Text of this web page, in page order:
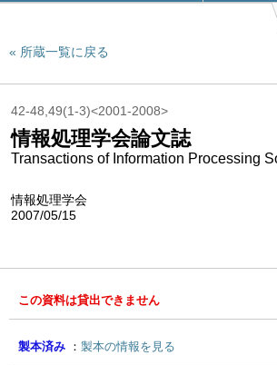
所蔵一覧に戻る
42-48,49(1-3)<2001-2008>
情報処理学会論文誌
Transactions of Information Processing
情報処理学会
2007/05/15
この資料は貸出できません
製本済み 製本の情報を見る